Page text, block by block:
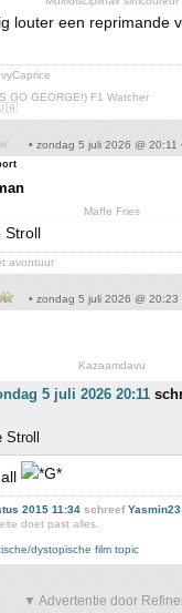
louter een reprimande
GO GEORGE!) F1 Watcher
• zondag 5 juli 2026 @ 20:11
Maffe Fries
Stroll
avontuur
• zondag 5 juli 2026 @ 20:23
Kazaamdavu
5 juli 2026 20:11
Stroll
2015 11:34 schreefYasmin23
doet past alles.
dystopische film topic
▼ Advertentie door